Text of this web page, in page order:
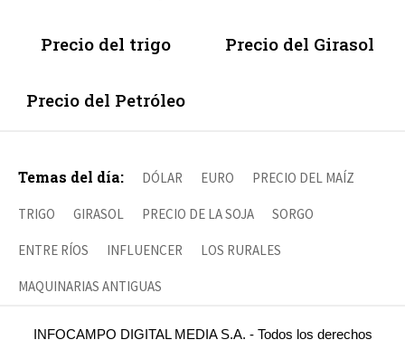
Precio del trigo Precio del Girasol
Precio del Petróleo
Temas del día: DÓLAR EURO PRECIO DEL MAÍZ
TRIGO GIRASOL PRECIO DE LA SOJA SORGO
ENTRE RÍOS INFLUENCER LOS RURALES
MAQUINARIAS ANTIGUAS
INFOCAMPO DIGITAL MEDIA S.A. - Todos los derechos